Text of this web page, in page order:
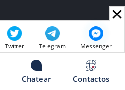
Twitter Telegram Messenger
Chatear Contactos